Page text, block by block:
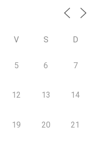
V S D
5 6 7
12 13 14
19 20 21